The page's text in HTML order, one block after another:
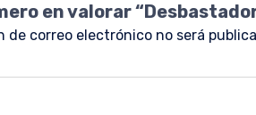
en valorar
de correo electrónico no será